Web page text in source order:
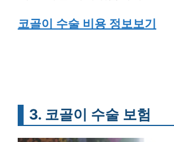
코골이 수술 비용 정보보기
3. 코골이 수술 보험